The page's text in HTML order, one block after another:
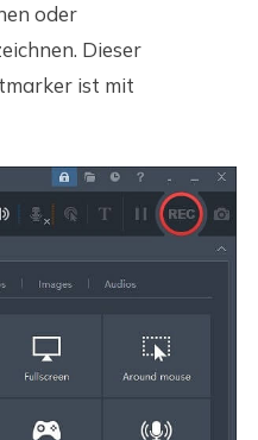
oder
Dieser
ist mit